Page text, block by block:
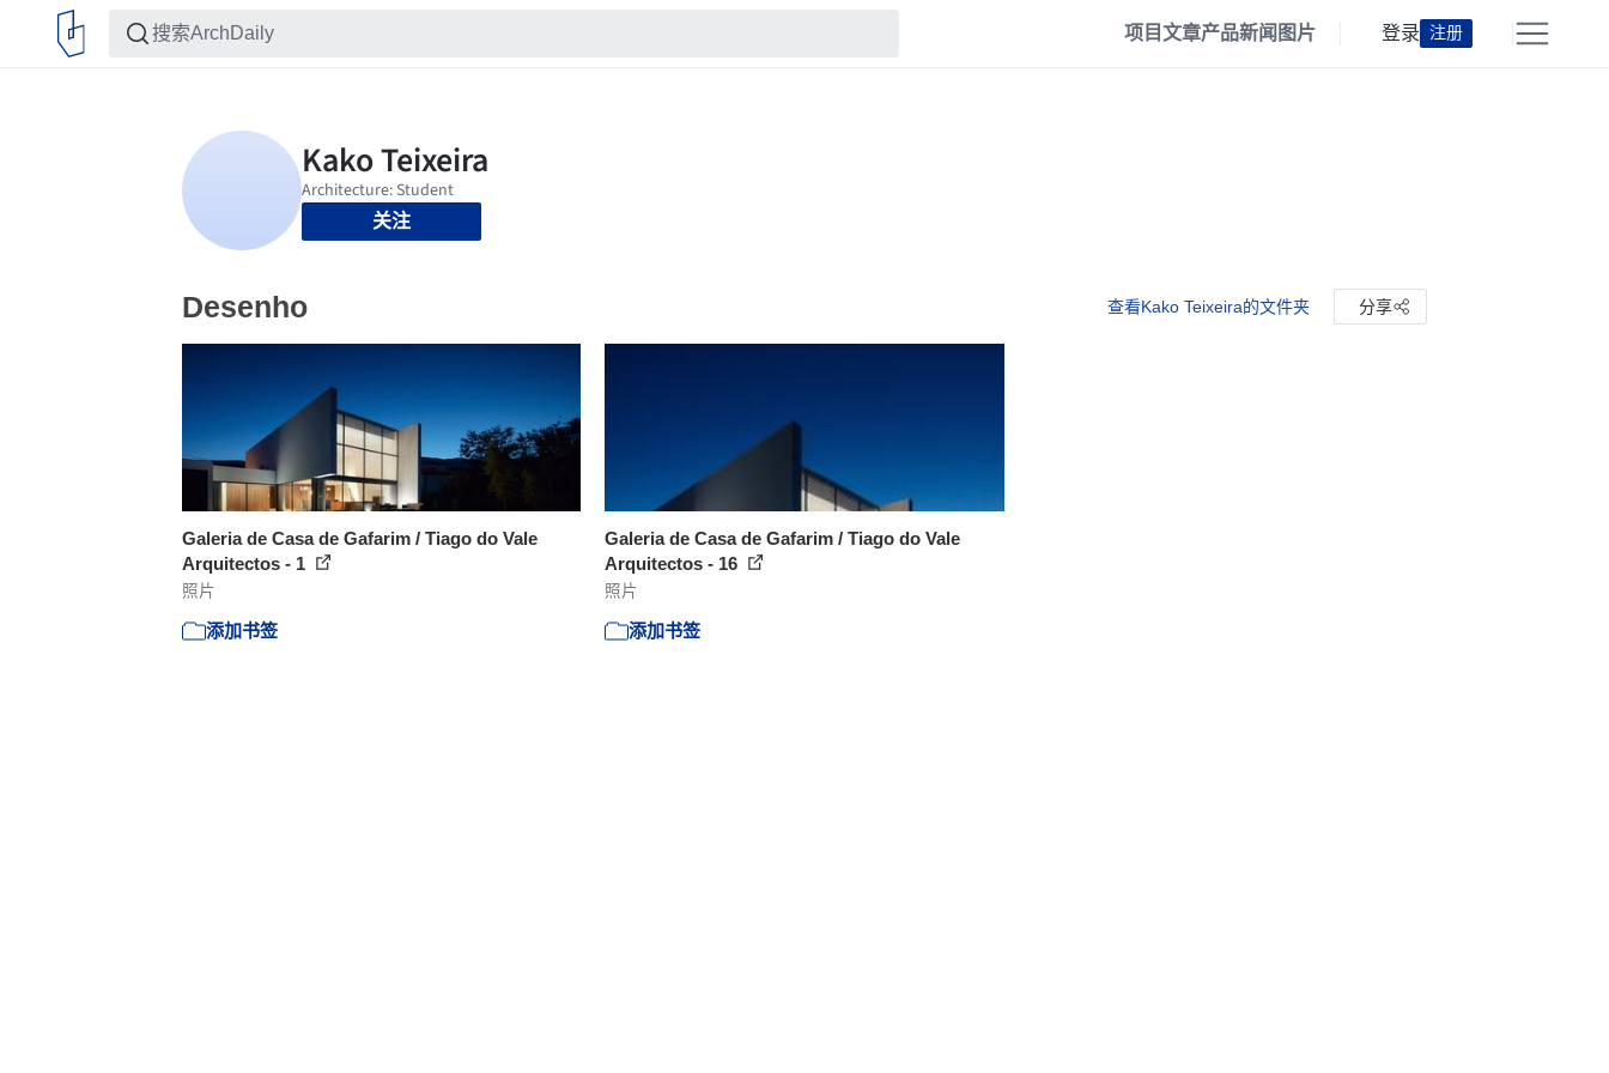
项目文章产品新闻 图片 登录 注册
关注
Desenho 查看Kako Teixeira的文件夹 分享
Galeria de Casa de Gafarim / Tiago do Vale
Arquitectos - 1
照片
添加书签
Galeria de Casa de Gafarim / Tiago do Vale
Arquitectos - 16
照片
添加书签